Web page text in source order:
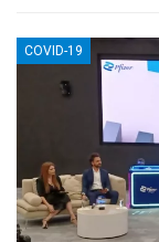
COVID-19